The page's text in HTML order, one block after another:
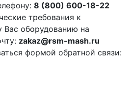
8 (800) 600-18-22
требования к
оборудованию на
zakaz@rsm-mash.ru
формой обратной связи: